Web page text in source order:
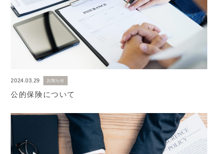
2024.03.29 お知らせ
公的保険について